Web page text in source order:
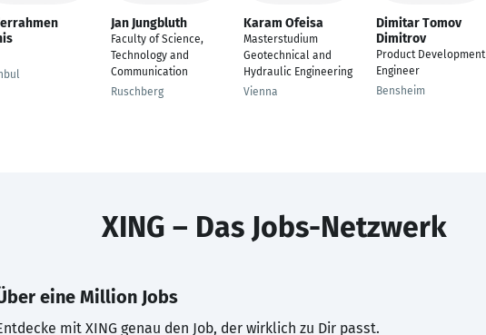
Jan Jungbluth
Faculty of Science,
Technology and
Communication
Ruschberg
Karam Ofeisa
Masterstudium
Geotechnical and
Hydraulic Engineering
Vienna
Dimitar Tomov
Dimitrov
Product Development
Engineer
Bensheim
XING – Das Jobs-Netzwerk
eine Million Jobs
mit XING genau den Job, der wirklich zu Dir passt.